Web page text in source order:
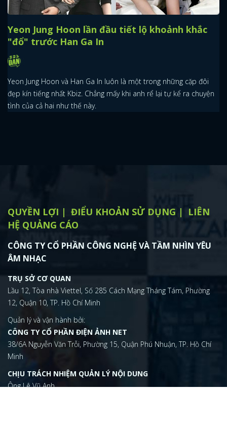
Yeon Jung Hoon lần đầu tiết lộ khoảnh khắc
"đổ" trước Han Ga In
Yeon Jung Hoon và Han Ga In luôn là một trong những cặp đôi
đẹp kín tiếng nhất Kbiz. Chẳng mấy khi anh rể lại tự kể ra chuyện
tình của cả hai như thế này.
QUYỀN LỢI ĐIỂU KHOẢN SỬ DỤNG
LIÊN
HỆ QUẢNG CÁO
CÔNG TY CỔ PHẦN CÔNG NGHỆ VÀ TẦM NHÌN YÊU
ÂM NHẠC
TRỤ SỞ CƠ QUAN
Lầu 12, Tòa nhà Viettel, Số 285 Cách Mạng Tháng Tám, Phường
12, Quận 10, TP. Hồ Chí Minh
Quản lý và vận hành bởi:
CÔNG TY CỔ PHẦN ĐIỆN ẢNH NET
38/6A Nguyễn Văn Trỗi, Phường 15, Quận Phú Nhuận, TP. Hồ Chí
Minh
CHỊU TRÁCH NHIỆM QUẢN LÝ NỘI DUNG
Ông Lê Vũ Anh